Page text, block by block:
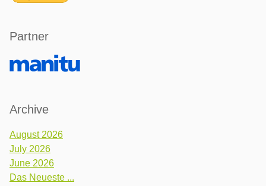
Partner
Archive
August 2026
July 2026
June 2026
Das Neueste ...